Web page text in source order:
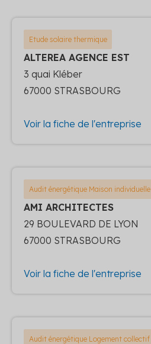
Etude solaire thermique
ALTEREA AGENCE EST
3 quai Kléber
67000 STRASBOURG
Voir la fiche de l'entreprise
Audit énergétique Maison individuelle
AMI ARCHITECTES
29 BOULEVARD DE LYON
67000 STRASBOURG
Voir la fiche de l'entreprise
Audit énergétique Logement collectif